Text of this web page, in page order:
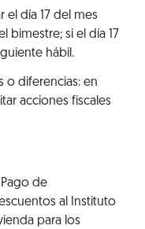
el día 17 del mes
bimestre; si el día 17
hábil.
o diferencias: en
acciones fiscales
de
al Instituto
para los